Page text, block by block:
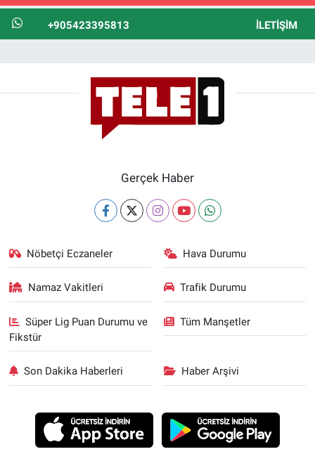
+905423395813 İLETIŞIM
Gerçek Haber
Nöbetçi Eczaneler Hava Durumu
Namaz Vakitleri Trafik Durumu
Süper Lig Puan Durumu ve
Fikstür
Tüm Manşetler
Son Dakika Haberleri Haber Arşivi